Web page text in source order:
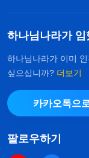
하나님나라가 임
하나님나라가 이미
싶으십니까? 더보기
카카오톡으
팔로우하기